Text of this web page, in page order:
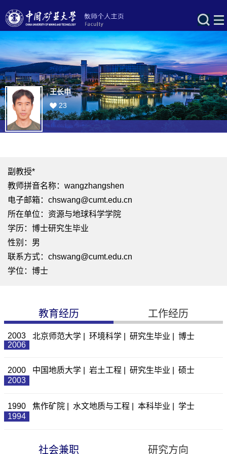
王长申
23
副教授*
教师拼音名称：wangzhangshen
电子邮箱： chswang@cumt.edu.cn
所在单位：资源与地球科学学院
学历：博士研究生毕业
性别：男
联系方式：chswang@cumt.edu.cn
学位：博士
教育经历 工作经历
2003
2006
北京师范大学 | 环境科学 | 研究生毕业 | 博士
2000
2003
中国地质大学 | 岩土工程 | 研究生毕业 | 硕士
1990
1994
焦作矿院 | 水文地质与工程 | 本科毕业 | 学士
社会兼职 研究方向